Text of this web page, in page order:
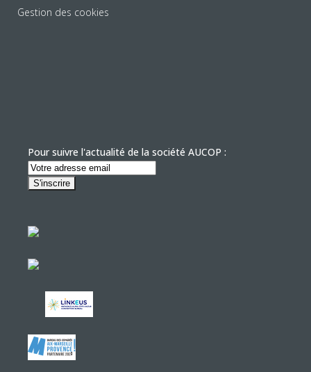
Gestion des cookies
Pour suivre l'actualité de la société AUCOP :